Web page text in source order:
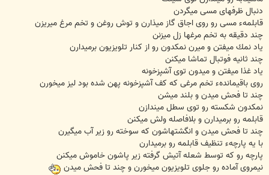
دنبال ظرفهای مسی ميگردن
قابلمهء مسی رو روی اجاق گاز ميذارن و توش روغن و تخم مرغ ميريزن
چند دقيقه به تخم مرغها زل ميزنن
ياد نمك ميفتن و ميرن نمكدون رو از كنار تلويزيون برميدارن
چند ثانيه فوتبال تماشا ميكنن
ياد غذا ميفتن و ميدون توی آشپزخونه
روی باقيماندهء تخم مرغی كه كف آشپزخونه پهن شده بود ليز ميخورن
چند تا فحش ميدن و بلند ميشن
نمكدون شكسته رو توی سطل ميندازن
قابلمه رو برميدارن و بلافاصله ولش ميكنن
چند تا فحش ميدن و انگشتهاشون كه سوخته رو زير آب ميگيرن
با يه پارچهء تنظيف قابلمه رو برميدارن
پارچه رو كه توسط شعله آتيش گرفته زير پاشون خاموش ميكنن
نيمروی آماده رو جلوی تلويزيون ميخورن و چند تا فحش ميدن